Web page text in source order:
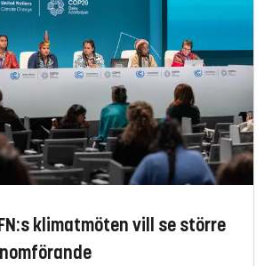
klimatmöten vill se större